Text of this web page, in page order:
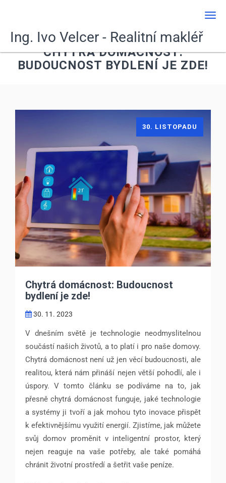
Ing. Ivo Velcer - Realitní makléř
CHYTRÁ DOMÁCNOST:
BUDOUCNOST BYDLENÍ JE ZDE!
Chytrá domácnost: Budoucnost
bydlení je zde!
30. 11. 2023
30. LISTOPADU
V dnešním světě je technologie neodmyslitelnou
součástí našich životů, a to platí i pro naše domovy.
Chytrá domácnost není už jen věcí budoucnosti, ale
realitou, která nám přináší nejen větší pohodlí, ale i
úspory. V tomto článku se podíváme na to, jak
přesně chytrá domácnost funguje, jaké technologie
a systémy ji tvoří a jak mohou tyto inovace přispět
k efektivnějšímu využití energií. Zjistíme, jak můžete
svůj domov proměnit v inteligentní prostor, který
nejen reaguje na vaše potřeby, ale také pomáhá
chránit životní prostředí a šetřit vaše peníze.